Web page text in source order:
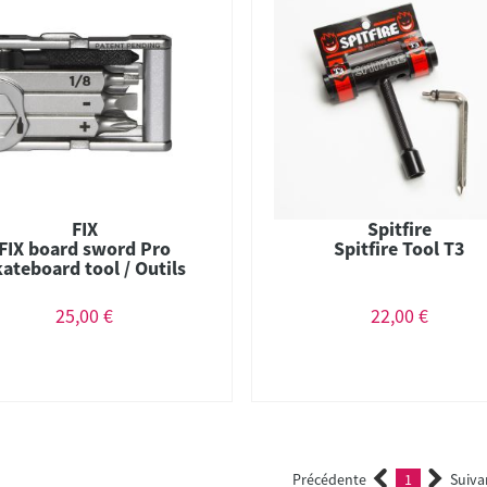
FIX
board sword Pro
tool / Outils
25,00 €
Spitfire
Spitfire Tool T3
22,00 €
Précédente 1 (current)